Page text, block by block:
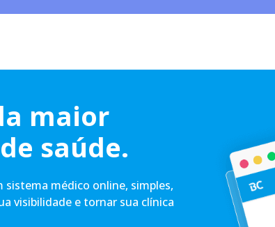
maior
saúde.
sistema médico online, simples,
visibilidade e tornar sua clínica